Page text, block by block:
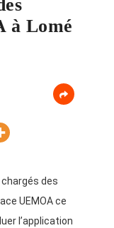
à Lomé
des
UEMOA ce
l’application